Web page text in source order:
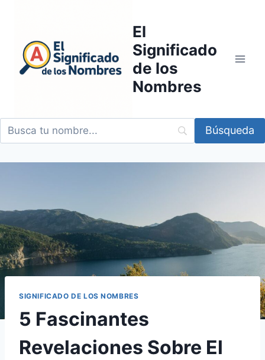
contenido
El
Significado
de los
Nombres
SIGNIFICADO DE LOS NOMBRES
5 Fascinantes
Revelaciones Sobre El